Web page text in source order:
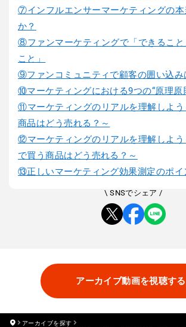
⑦インフルエンサーマーケティングの本
か？
⑧ファンマーケティングで「できるこ
こと」
⑨ファンコミュニティで顧客の囲い込み
⑩マーケティングにおける9つの“原理原
⑪マーケティングのリアルを理解しよう
商品はどう売れる？～
⑫マーケティングのリアルを理解しよ
で買う商品はどう売れる？～
⑬正しいマーケティング効果測定のポイ
\ SNSでシェア /
アーカイブ動画を視聴する
アーカイブを探す